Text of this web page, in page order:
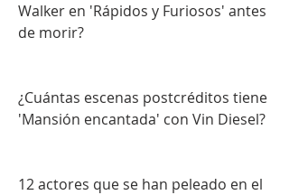
Walker en 'Rápidos y Furiosos' antes
de morir?
¿Cuántas escenas postcréditos tiene
'Mansión encantada' con Vin Diesel?
12 actores que se han peleado en el